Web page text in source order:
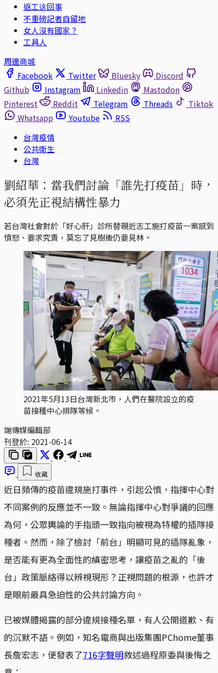
返工这回事
不重磅記者自留地
女人沒有國家？
工具人
周邊商城
Facebook
Twitter Bluesky
Discord
Github
Instagram Linkedin
Mastodon
Pinterest
Reddit Telegram Threads
Tiktok
Whatsapp
Youtube
RSS
台灣疫情
公共衛生
台灣
劉紹華：當我們討論「誰先打疫苗」時，
必須先正視結構性暴力
若台灣社會對於「好心肝」診所替親近志工施打疫苗一案感到
憤怒、要求究責，莫忘了見樹後仍要見林。
2021年5月13日台灣新北市，人們在醫院設立的疫
苗接種中心排隊等候。
端傳媒編輯部
刊登於: 2021-06-14
收藏
近日頻傳的疫苗違規施打事件，引起公憤，指揮中心對
不同案例的反應並不一致。無論指揮中心對爭議的回應
為何，公眾輿論的手指頭一致指向被視為特權的插隊接
種者。然而，除了檢討「前台」明顯可見的插隊亂象，
是否能有更為全面性的縝密思考，讓疫苗之亂的「後
台」政策脈絡得以辨視現形？正視問題的根源，也許才
是眼前最具急迫性的公共討論方向。
已被媒體揭露的部分違規接種名單，有人公開道歉、有
的沉默不語。例如，知名電商與出版集團PChome董事
長詹宏志，便發表了716字聲明敘述過程原委與後悔之